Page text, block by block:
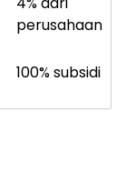
perusahaan
100% subsidi